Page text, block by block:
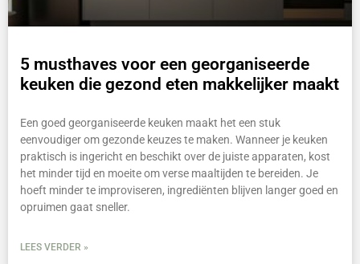
5 musthaves voor een georganiseerde
keuken die gezond eten makkelijker maakt
Een goed georganiseerde keuken maakt het een stuk
eenvoudiger om gezonde keuzes te maken. Wanneer je keuken
praktisch is ingericht en beschikt over de juiste apparaten, kost
het minder tijd en moeite om verse maaltijden te bereiden. Je
hoeft minder te improviseren, ingrediënten blijven langer goed en
opruimen gaat sneller.
LEES VERDER »